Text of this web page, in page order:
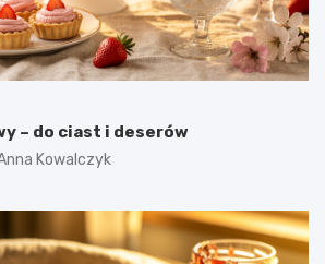
– do ciast i deserów
Kowalczyk